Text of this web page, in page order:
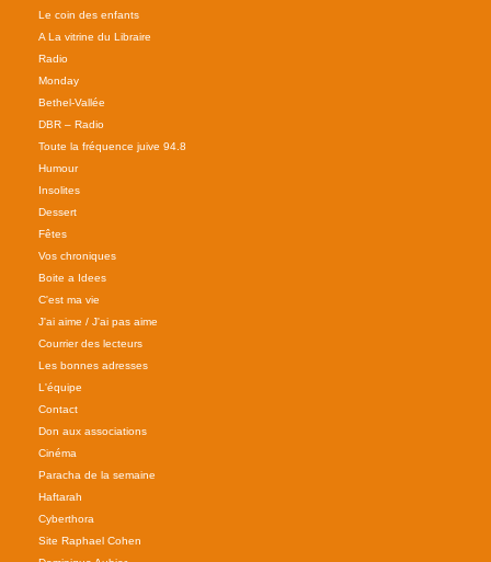
Le coin des enfants
A La vitrine du Libraire
Radio
Monday
Bethel-Vallée
DBR – Radio
Toute la fréquence juive 94.8
Humour
Insolites
Dessert
Fêtes
Vos chroniques
Boite a Idees
C'est ma vie
J'ai aime / J'ai pas aime
Courrier des lecteurs
Les bonnes adresses
L'équipe
Contact
Don aux associations
Cinéma
Paracha de la semaine
Haftarah
Cyberthora
Site Raphael Cohen